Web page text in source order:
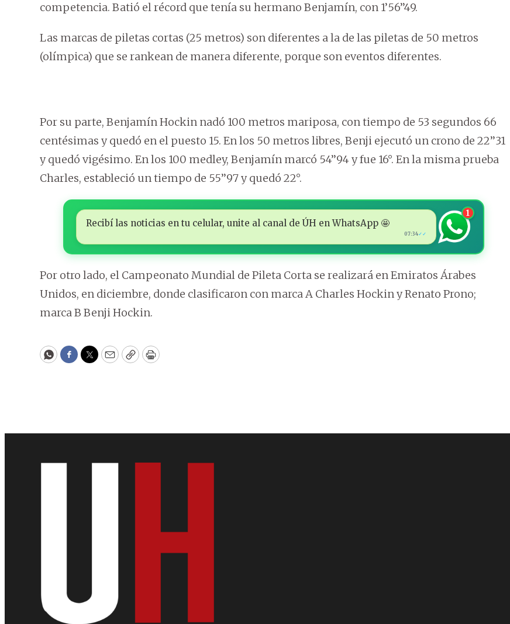
competencia. Batió el récord que tenía su hermano Benjamín, con 1’56’’49.
Las marcas de piletas cortas (25 metros) son diferentes a la de las piletas de 50 metros
(olímpica) que se rankean de manera diferente, porque son eventos diferentes.
Por su parte, Benjamín Hockin nadó 100 metros mariposa, con tiempo de 53 segundos 66
centésimas y quedó en el puesto 15. En los 50 metros libres, Benji ejecutó un crono de 22’’31
y quedó vigésimo. En los 100 medley, Benjamín marcó 54’’94 y fue 16°. En la misma prueba
Charles, estableció un tiempo de 55’’97 y quedó 22°.
Recibí las noticias en tu celular, unite al canal de ÚH en WhatsApp 🤩
07:34✓✓
1
Por otro lado, el Campeonato Mundial de Pileta Corta se realizará en Emiratos Árabes
Unidos, en diciembre, donde clasificaron con marca A Charles Hockin y Renato Prono;
marca B Benji Hockin.
WhatsApp
Facebook
Twitter
EmailCopyPrint